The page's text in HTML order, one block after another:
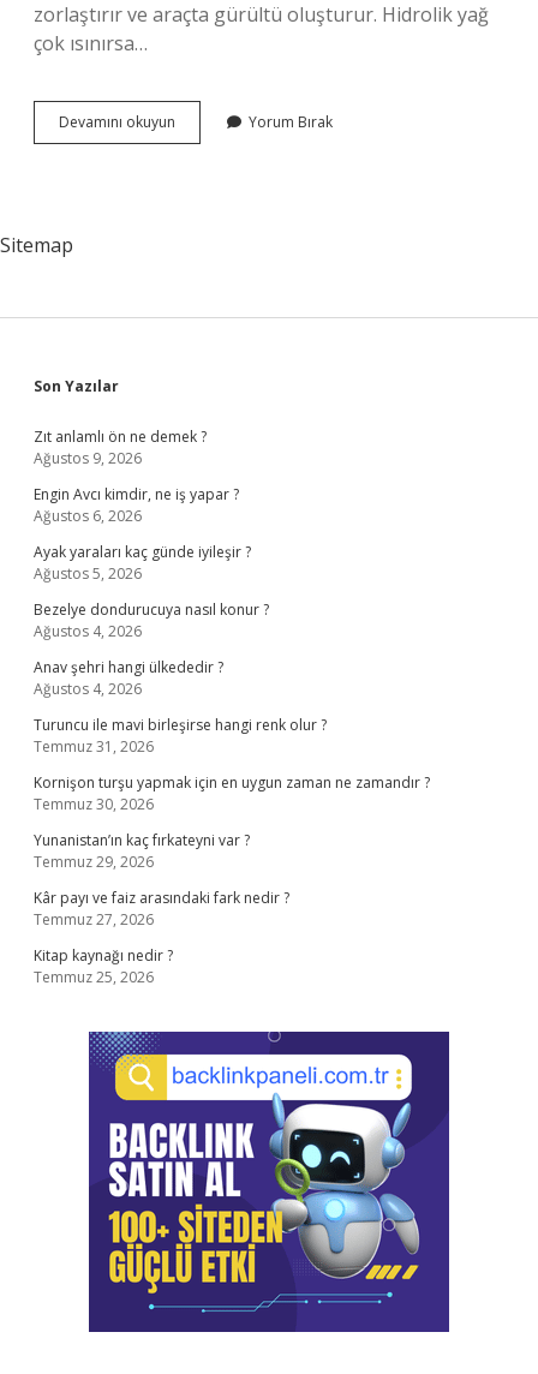
zorlaştırır ve araçta gürültü oluşturur. Hidrolik yağ
çok ısınırsa…
Devamını okuyun Hidrolik
Yağlarda
Yorum Bırak
Sitemap
Sidebar
Son Yazılar
Zıt anlamlı ön ne demek ?
Ağustos 9, 2026
Engin Avcı kimdir, ne iş yapar ?
Ağustos 6, 2026
Ayak yaraları kaç günde iyileşir ?
Ağustos 5, 2026
Bezelye dondurucuya nasıl konur ?
Ağustos 4, 2026
Anav şehri hangi ülkededir ?
Ağustos 4, 2026
Turuncu ile mavi birleşirse hangi renk olur ?
Temmuz 31, 2026
Kornişon turşu yapmak için en uygun zaman ne zamandır ?
Temmuz 30, 2026
Yunanistan’ın kaç fırkateyni var ?
Temmuz 29, 2026
Kâr payı ve faiz arasındaki fark nedir ?
Temmuz 27, 2026
Kitap kaynağı nedir ?
Temmuz 25, 2026